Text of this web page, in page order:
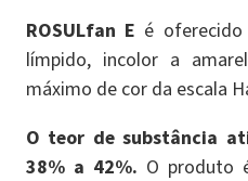
ROSULfan E é
límpido, incolor a
máximo de cor da escala
O teor de substância
38% a 42%. O produto